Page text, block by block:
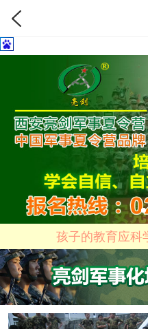
孩子的教育应科